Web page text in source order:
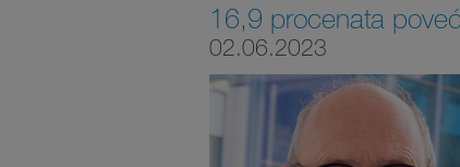
16,9 procenata
02.06.2023